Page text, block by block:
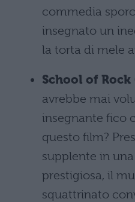
commedia
insegnato un
la torta di mele
School of Rock
avrebbe mai
insegnante fico
questo film?
supplente in
prestigiosa, il
squattrinato